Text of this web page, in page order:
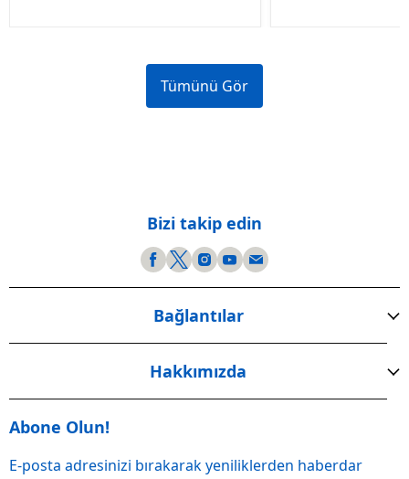
Tümünü Gör
Bizi takip edin
Bağlantılar
Hakkımızda
Abone Olun!
E-posta adresinizi bırakarak yeniliklerden haberdar